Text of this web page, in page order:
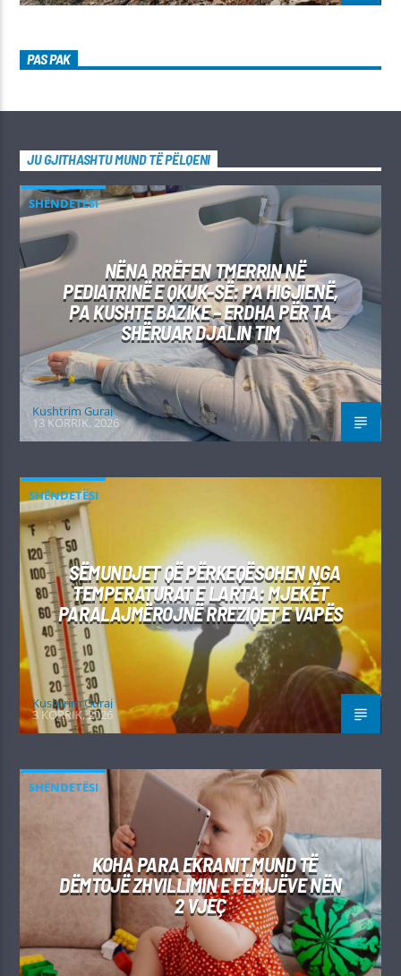
PAS PAK
JU GJITHASHTU MUND TË PËLQENI
SHËNDETËSI
NËNA RRËFEN TMERRIN NË
PEDIATRINË E QKUK-SË: PA HIGJIENË,
PA KUSHTE BAZIKE – ERDHA PËR TA
SHËRUAR DJALIN TIM
Kushtrim Guraj
13 KORRIK, 2026
SHËNDETËSI
SËMUNDJET QË PËRKEQËSOHEN NGA
TEMPERATURAT E LARTA: MJEKËT
PARALAJMËROJNË RREZIQET E VAPËS
Kushtrim Guraj
3 KORRIK, 2026
SHËNDETËSI
KOHA PARA EKRANIT MUND TË
DËMTOJË ZHVILLIMIN E FËMIJËVE NËN
2 VJEÇ